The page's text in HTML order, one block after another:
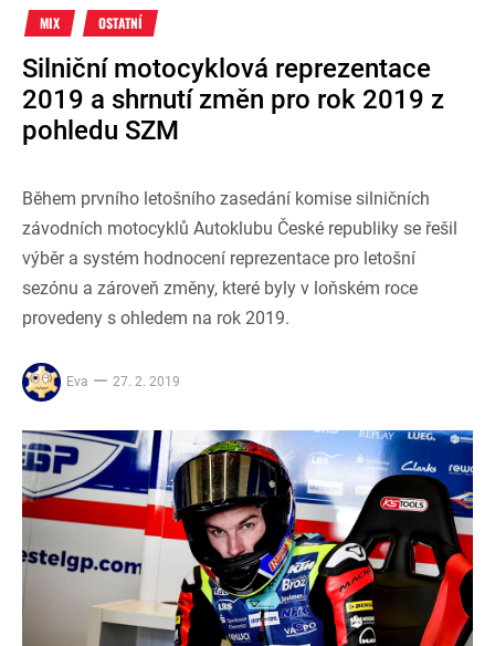
MIX OSTATNÍ
Silniční motocyklová reprezentace
2019 a shrnutí změn pro rok 2019 z
pohledu SZM
Během prvního letošního zasedání komise silničních
závodních motocyklů Autoklubu České republiky se řešil
výběr a systém hodnocení reprezentace pro letošní
sezónu a zároveň změny, které byly v loňském roce
provedeny s ohledem na rok 2019.
Eva 27. 2. 2019